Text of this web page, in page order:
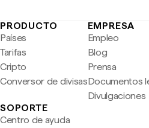
PRODUCTO
Países
Tarifas
Cripto
Conversor de divisas
EMPRESA
Empleo
Blog
Prensa
Documentos
Divulgaciones
SOPORTE
Centro de ayuda